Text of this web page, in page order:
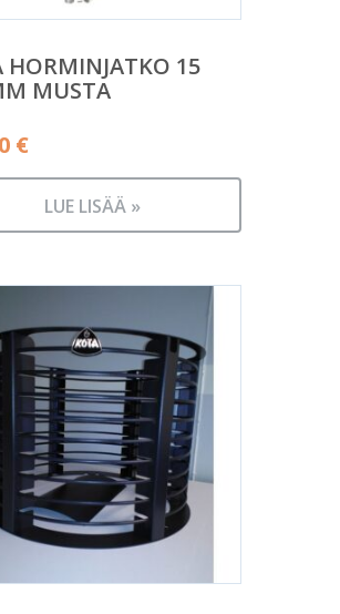
HORMINJATKO 15
MUSTA
€
LUE LISÄÄ »